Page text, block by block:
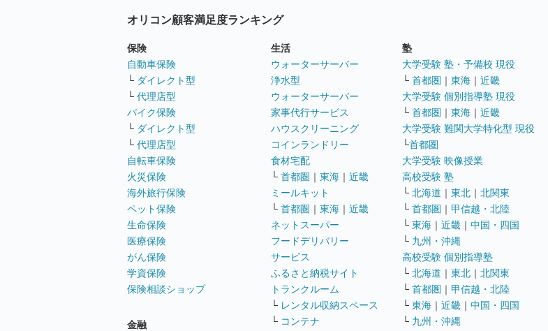
オリコン顧客満足度ランキング
保険
自動車保険
└ ダイレクト型
└ 代理店型
バイク保険
└ ダイレクト型
└ 代理店型
自転車保険
火災保険
海外旅行保険
ペット保険
生命保険
医療保険
がん保険
学資保険
保険相談ショップ
金融
生活
ウォーターサーバー
浄水型
ウォーターサーバー
家事代行サービス
ハウスクリーニング
コインランドリー
食材宅配
└ 首都圏 ｜ 東海 ｜ 近畿
ミールキット
└ 首都圏 ｜ 東海 ｜ 近畿
ネットスーパー
フードデリバリー
サービス
ふるさと納税サイト
トランクルーム
└ レンタル収納スペース
└ コンテナ
塾
大学受験 塾・予備校 現役
└ 首都圏 ｜ 東海 ｜ 近畿
大学受験 個別指導塾 現役
└ 首都圏 ｜ 東海 ｜ 近畿
大学受験 難関大学特化型 現役
└首都圏
大学受験 映像授業
高校受験 塾
└ 北海道 ｜ 東北 ｜ 北関東
└ 首都圏 ｜ 甲信越・北陸
└ 東海 ｜ 近畿 ｜ 中国・四国
└ 九州・沖縄
高校受験 個別指導塾
└ 北海道 ｜ 東北 ｜ 北関東
└ 首都圏 ｜ 甲信越・北陸
└ 東海 ｜ 近畿 ｜ 中国・四国
└ 九州・沖縄